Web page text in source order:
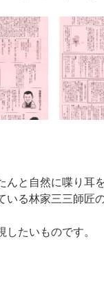
んと自然に喋り耳
いる林家三三師匠
たいものです。